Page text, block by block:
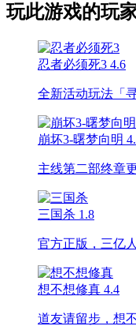
玩此游戏的玩
忍者必须死3 4.6
全新活动玩法「
崩坏3-曙梦向明
主线第二部终章
三国杀 1.8
官方正版，三亿
想不想修真 4.4
道友请留步，想